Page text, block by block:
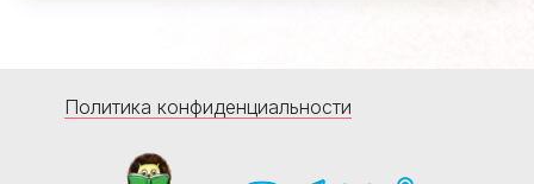
Политика конфиденциальности